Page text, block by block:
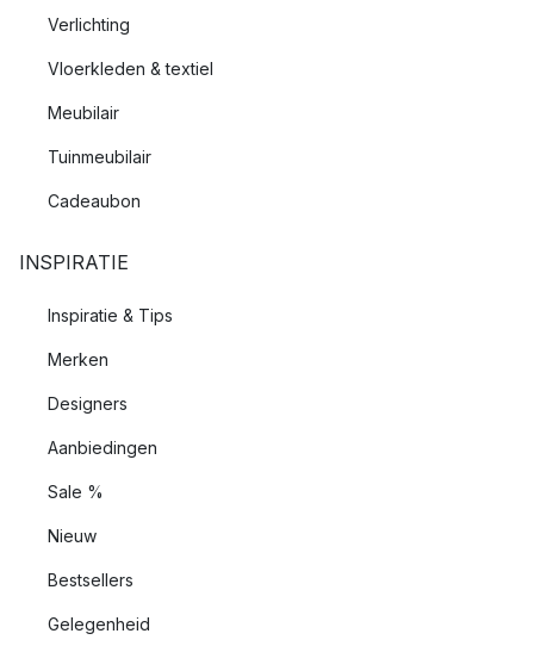
Verlichting
Vloerkleden & textiel
Meubilair
Tuinmeubilair
Cadeaubon
INSPIRATIE
Inspiratie & Tips
Merken
Designers
Aanbiedingen
Sale %
Nieuw
Bestsellers
Gelegenheid